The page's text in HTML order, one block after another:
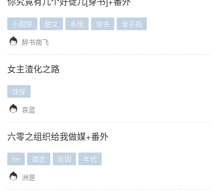
小甜饼 甜文 系统 穿书 金手指
 醉书南飞
女主渣化之路
快穿
 哀蓝
六零之组织给我做媒+番外
he 婚恋 民国 年代
 洲是